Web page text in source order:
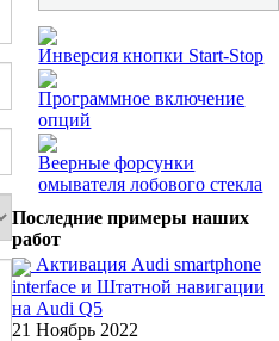
Инверсия кнопки Start-Stop
Программное включение
опций
Веерные форсунки
омывателя лобового стекла
Последние примеры наших
работ
Активация Audi smartphone
interface и Штатной навигации
на Audi Q5
21 Ноябрь 2022